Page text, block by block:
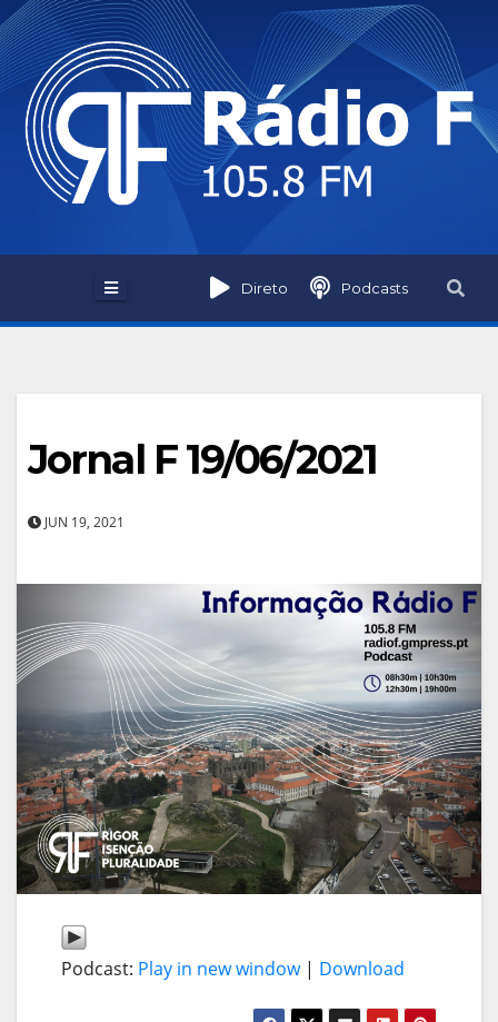
Skip
to
content
Direto Podcasts
Jornal F 19/06/2021
JUN 19, 2021
Podcast: Play in new window| Download